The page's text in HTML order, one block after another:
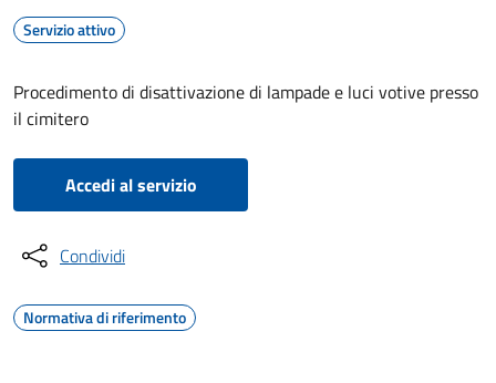
Servizio attivo
Procedimento di disattivazione di lampade e luci votive presso
il cimitero
Accedi al servizio
Condividi
Normativa di riferimento